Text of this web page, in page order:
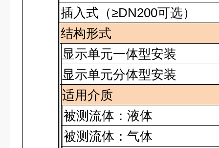
插入式（≥DN200可选）
结构形式
显示单元一体型安装
显示单元分体型安装
适用介质
被测流体：液体
被测流体：气体